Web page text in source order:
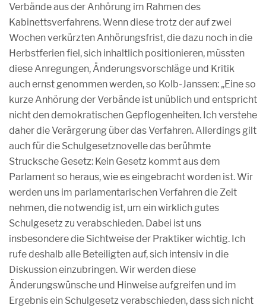
Verbände aus der Anhörung im Rahmen des
Kabinettsverfahrens. Wenn diese trotz der auf zwei
Wochen verkürzten Anhörungsfrist, die dazu noch in die
Herbstferien fiel, sich inhaltlich positionieren, müssten
diese Anregungen, Änderungsvorschläge und Kritik
auch ernst genommen werden, so Kolb-Janssen: „Eine so
kurze Anhörung der Verbände ist unüblich und entspricht
nicht den demokratischen Gepflogenheiten. Ich verstehe
daher die Verärgerung über das Verfahren. Allerdings gilt
auch für die Schulgesetznovelle das berühmte
Strucksche Gesetz: Kein Gesetz kommt aus dem
Parlament so heraus, wie es eingebracht worden ist. Wir
werden uns im parlamentarischen Verfahren die Zeit
nehmen, die notwendig ist, um ein wirklich gutes
Schulgesetz zu verabschieden. Dabei ist uns
insbesondere die Sichtweise der Praktiker wichtig. Ich
rufe deshalb alle Beteiligten auf, sich intensiv in die
Diskussion einzubringen. Wir werden diese
Änderungswünsche und Hinweise aufgreifen und im
Ergebnis ein Schulgesetz verabschieden, dass sich nicht